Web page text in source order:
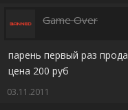
Game Over
парень первый раз
цена 200 руб
03.11.2011